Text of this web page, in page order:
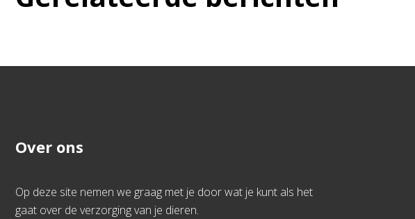
Over ons
Op deze site nemen we graag met je door wat je kunt als het
gaat over de verzorging van je dieren.